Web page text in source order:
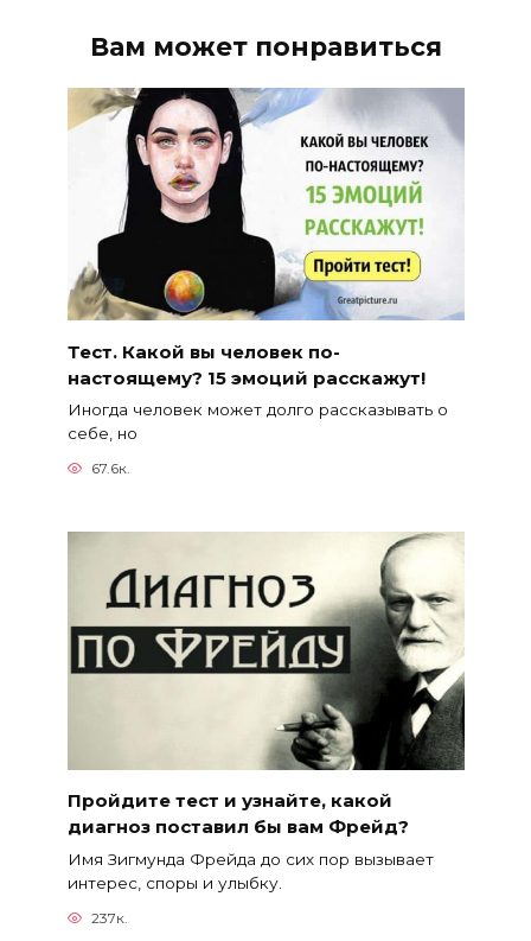
Вам может понравиться
Тест. Какой вы человек по-
настоящему? 15 эмоций расскажут!
Иногда человек может долго рассказывать о
себе, но
67.6к.
Пройдите тест и узнайте, какой
диагноз поставил бы вам Фрейд?
Имя Зигмунда Фрейда до сих пор вызывает
интерес, споры и улыбку.
237к.